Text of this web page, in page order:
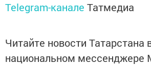
Telegram-канале Татмедиа
Читайте новости Татарстана
национальном мессенджере